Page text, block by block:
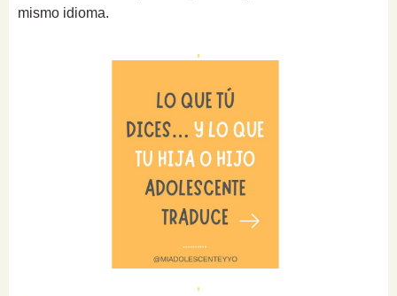
mismo idioma.